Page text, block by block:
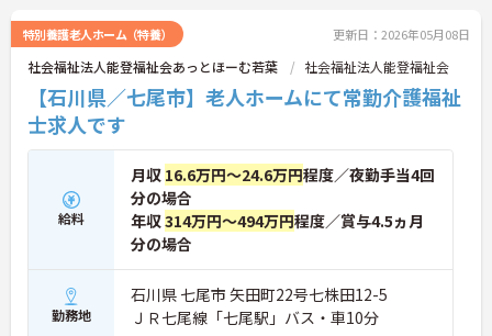
特別養護老人ホーム（特養） 更新日：2026年05月08日
社会福祉法人能登福祉会あっとほーむ若葉 社会福祉法人能登福祉会
【石川県／七尾市】老人ホームにて常勤介護福祉
士求人です
給料
月収 16.6万円～24.6万円程度／夜勤手当4回
分の場合
年収314万円～494万円程度／賞与4.5ヵ月
分の場合
勤務地
石川県 七尾市 矢田町22号七株田12-5
ＪＲ七尾線「七尾駅」バス・車10分